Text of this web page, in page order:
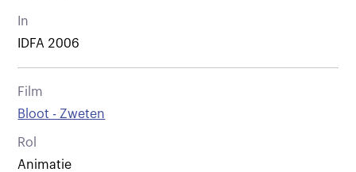
In
IDFA 2006
Film
Bloot - Zweten
Rol
Animatie